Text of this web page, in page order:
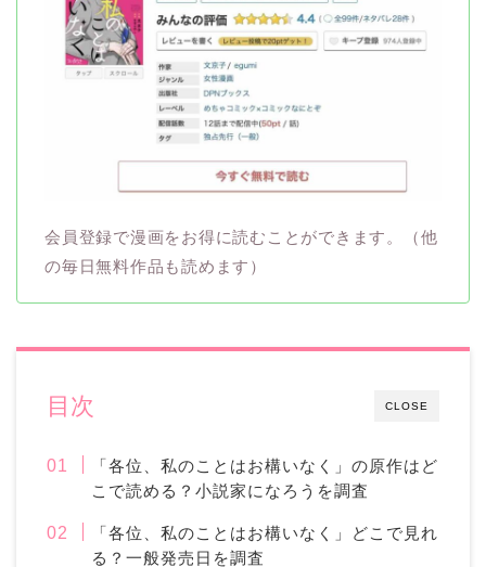
会員登録で漫画をお得に読むことができます。（他
の毎日無料作品も読めます）
CLOSE
目次
「各位、私のことはお構いなく」の原作はど
こで読める？小説家になろうを調査
「各位、私のことはお構いなく」どこで見れ
る？一般発売日を調査